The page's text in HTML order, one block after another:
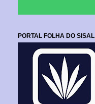
PORTAL FOLHA DO SISAL